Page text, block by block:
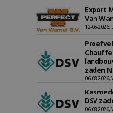
Export
Van
12-06-2026,
zaden
06-08-2026,
DSV
06-08-2026,